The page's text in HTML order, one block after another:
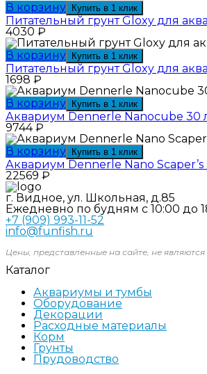
В корзину Купить в 1 клик
Питательный грунт Gloxy для
4030 ₽
В корзину
Купить в 1 клик
Питательный грунт Gloxy для
1698 ₽
В корзину
Купить в 1 клик
Аквариум Dennerle Nanocube 30
9744₽
В корзину
Купить в 1 клик
Аквариум Dennerle Nano Scaper’s
22569 ₽
г. Видное, ул. Школьная, д.85
Ежедневно по будням с 10:00 до
+7 (909) 993-11-52
info@funfish.ru
Цены, представленные на сайте, не
Каталог
Аквариумы и тумбы
Оборудование
Декорации
Расходные материалы
Корм
Грунты
Прудоводство